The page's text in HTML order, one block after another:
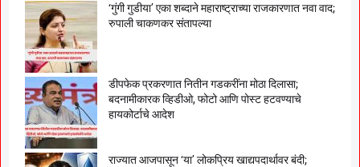
‘गुंगी गुडीया’ एका शब्दाने महाराष्ट्राच्या राजकारणात नवा वाद;
रुपाली चाकणकर संतापल्या
डीपफेक प्रकरणात नितीन गडकरींना मोठा दिलासा;
बदनामीकारक व्हिडीओ, फोटो आणि पोस्ट हटवण्याचे
हायकोर्टाचे आदेश
राज्यात आजपासून ‘या’ लोकप्रिय खाद्यपदार्थावर बंदी;